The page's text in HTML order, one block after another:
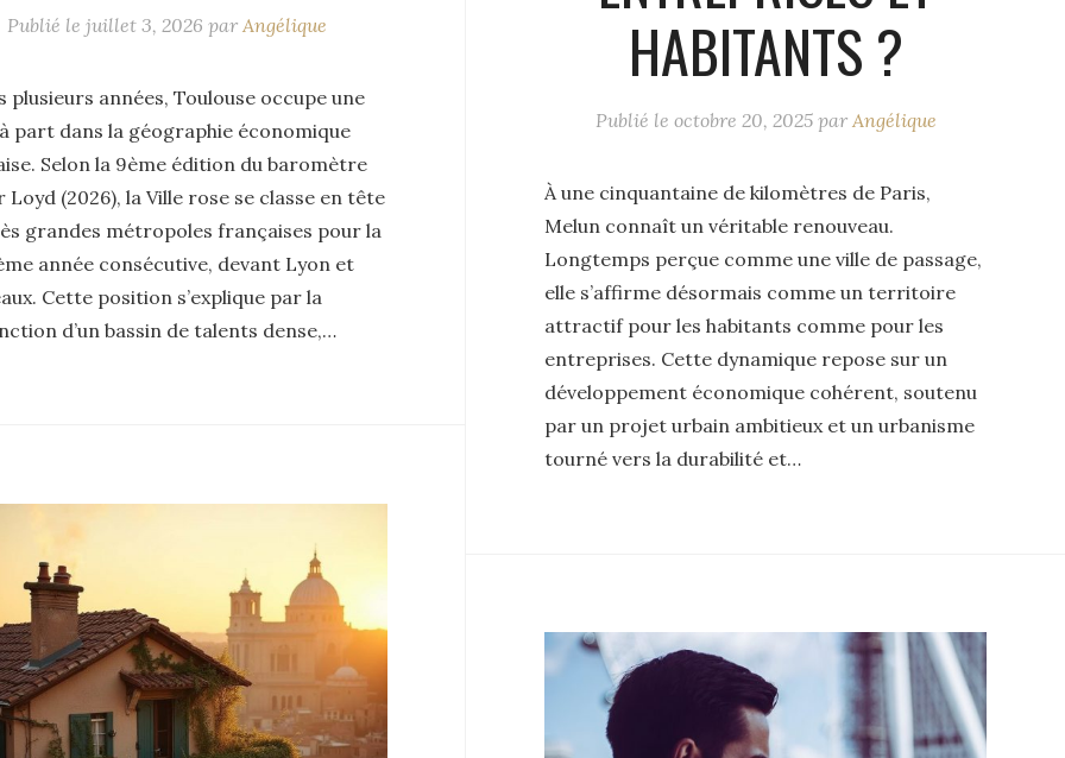
Publié le juillet 3, 2026 par Angélique
plusieurs années, Toulouse occupe une
part dans la géographie économique
Selon la 9ème édition du baromètre
Loyd (2026), la Ville rose se classe en tête
grandes métropoles françaises pour la
année consécutive, devant Lyon et
Cette position s’explique par la
d’un bassin de talents dense,…
HABITANTS ?
Publié le octobre 20, 2025 par Angélique
À une cinquantaine de kilomètres de Paris,
Melun connaît un véritable renouveau.
Longtemps perçue comme une ville de passage,
elle s’affirme désormais comme un territoire
attractif pour les habitants comme pour les
entreprises. Cette dynamique repose sur un
développement économique cohérent, soutenu
par un projet urbain ambitieux et un urbanisme
tourné vers la durabilité et…